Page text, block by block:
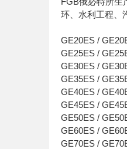
环、水利工程、
GE20ES /
GE25ES /
GE30ES /
GE35ES /
GE40ES /
GE45ES /
GE50ES /
GE60ES /
GE70ES /